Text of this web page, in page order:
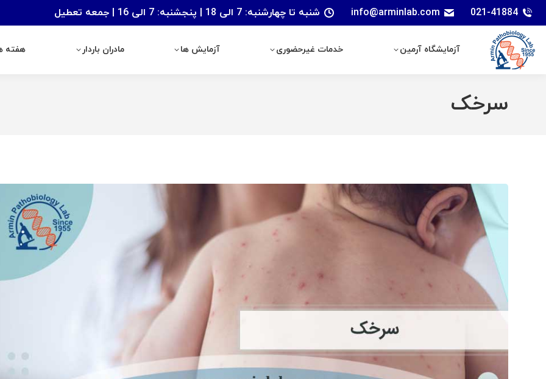
021-41884
info@arminlab.com شنبه تا چهارشنبه: 7 الی 18 | پنجشنبه: 7 الی 16 | جمعه تعطیل
آزمایشگاه آرمین خدمات غیرحضوری آزمایش ها مادران باردار هفته
سرخک
آزمایشگاه آرمین خدمات غیرحضوری آزمایش ها مادران باردار